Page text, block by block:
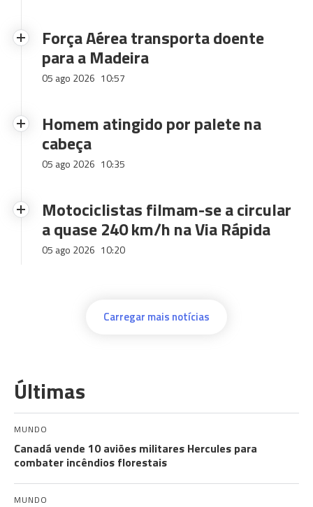
Força Aérea transporta doente
para a Madeira
05 ago 2026 10:57
Homem atingido por palete na
cabeça
05 ago 2026 10:35
Motociclistas filmam-se a circular
a quase 240 km/h na Via Rápida
05 ago 2026 10:20
Carregar mais notícias
Últimas
MUNDO
Canadá vende 10 aviões militares Hercules para
combater incêndios florestais
MUNDO